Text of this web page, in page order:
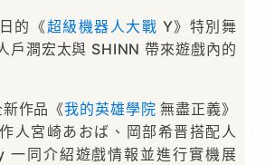
的《超級機器人大戰 Y》特別舞
戶澗宏太與 SHINN 帶來遊戲內的
作品《我的英雄學院 無盡正義》
人宮崎あおば、岡部希晋搭配人
一同介紹遊戲情報並進行實機展